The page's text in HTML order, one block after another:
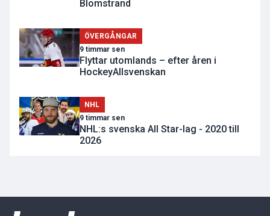
Blomstrand
ÖVERGÅNGAR
9 timmar sen
Flyttar utomlands – efter åren i
HockeyAllsvenskan
NHL
9 timmar sen
NHL:s svenska All Star-lag - 2020 till
2026